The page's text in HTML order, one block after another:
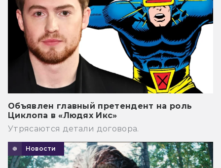
Объявлен главный претендент на роль
Циклопа в «Людях Икс»
Утрясаются детали договора.
Новости